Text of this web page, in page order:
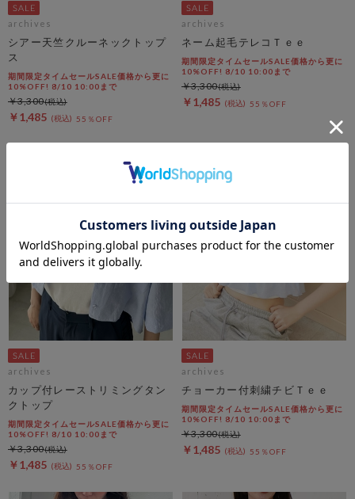
archives
シアー天竺クルーネックトップ
ス
期間限定タイムセールSALE価格から更に
10%OFF! 8/10 10:00まで
￥1,485 55％OFF
￥3,300
archives
ネーム起毛テレコＴｅｅ
期間限定タイムセールSALE価格から更に
10%OFF! 8/10 10:00まで
￥1,485 55％OFF
￥3,300
archives
カップ付レーストリミングタン
クトップ
期間限定タイムセールSALE価格から更に
10%OFF! 8/10 10:00まで
￥1,485 55％OFF
￥3,300
archives
チョーカー付刺繍チビＴｅｅ
期間限定タイムセールSALE価格から更に
10%OFF! 8/10 10:00まで
￥1,485 55％OFF
￥3,300